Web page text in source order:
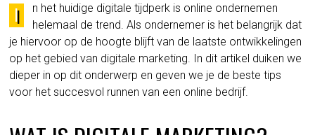
I
n het huidige digitale tijdperk is online ondernemen
helemaal de trend. Als ondernemer is het belangrijk dat
je hiervoor op de hoogte blijft van de laatste ontwikkelingen
op het gebied van digitale marketing. In dit artikel duiken we
dieper in op dit onderwerp en geven we je de beste tips
voor het succesvol runnen van een online bedrijf.